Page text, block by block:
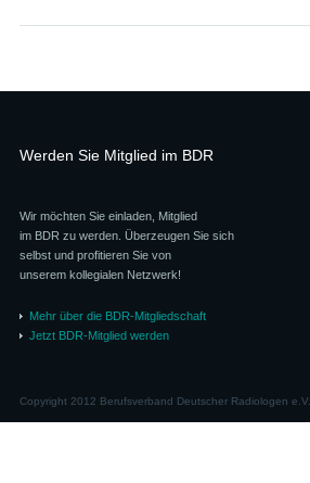
Werden Sie Mitglied im BDR
Wir möchten Sie einladen, Mitglied
im BDR zu werden. Überzeugen Sie sich
selbst und profitieren Sie von
unserem kollegialen Netzwerk!
Mehr über die BDR-Mitgliedschaft
Jetzt BDR-Mitglied werden
Copyright 2012 Berufsverband Deutscher Radiologen e.V.